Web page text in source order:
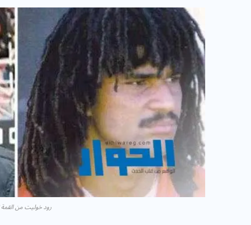
رود خوليت من القمة